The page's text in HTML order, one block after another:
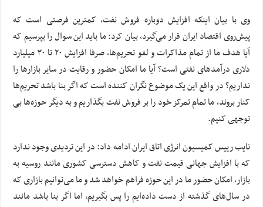
وی با بیان اینکه افزایش دوباره فروش نفت، کمترین فرصتی است که
پیش‌روی اقتصاد ایران قرار می‌گیرد، بیان کرد: ما باید این سوال را بپرسیم که
آیا هدف ما از تمام مذاکرات و لغو تحریم‌ها، صرفا افزایش ۲۰ تا ۳۰ میلیارد
دلاری درآمدهای نفتی است؟ آیا ما امکان حضور و رقایت در سایر بازارها را
نداریم؟ در واقع این یک موضوع نگران کننده است که اگر بنا باشد تحریم‌ها
کنار بروند، ما تمام تمرکز خود را بر فروش نفت بگذاریم و به دیگر حوزه‌ها بی
توجهی کنیم.
نایب رییس کمیسیون انرژی اتاق ایران ادامه داد: در این تردیدی وجود ندارد
که با افزایش جهانی قیمت نفت و کاهش دسترسی کشوری مانند روسیه به
بازار، امکان حضور ما در این حوزه فراهم خواهد شد و ما می‌توانیم بازاری که
در سال‌های گذشته از دست داده‌ایم را پس بگیریم، اما اگر بنا باشد مانند